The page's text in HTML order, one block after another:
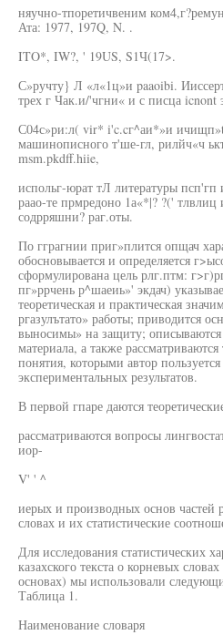
няучно-тпоретичвеним
Ата: 1977, 197Q, N. .
ITO*, IW?, ' 19US, S1Ч(17>.
С»ручту} Л «л«1ц»и paaoibi.
трех г Чак.и/'чгни« и с писца icnont
С04с»ри:л( vir* i'c.cг^аи*»и
машинописного т'ше-гл, рилйч«ч
msm.pkdff.hiie,
испольг-юрат тЛ литературы псп'гп
раао-те прмредоно 1а«*|? ?('
содрряшни? раг.оты.
По гграгнии приг»плится опщач
обосновывается и определяется
сформулирована цель рлг.птм:
пг»ррчень р^шаеиь»' экдач)
теоретическая и практическая
ргазулътато» работы; приводится
выносимы» на защиту;
материала, а также
понятия, которыми автор
экспериментальных результатов.
В первой гпаре даются
рассматриваются вопросы
иор-
V' ' ^
иерых и производных основ частей
словах и их статистические
Для исследования статистических
казахского текста о корневых
основах) мы использовали
Таблица 1.
Наименование словаря